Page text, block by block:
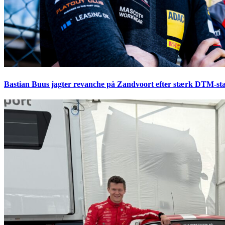
Bastian Buus jagter revanche på Zandvoort efter stærk DTM-